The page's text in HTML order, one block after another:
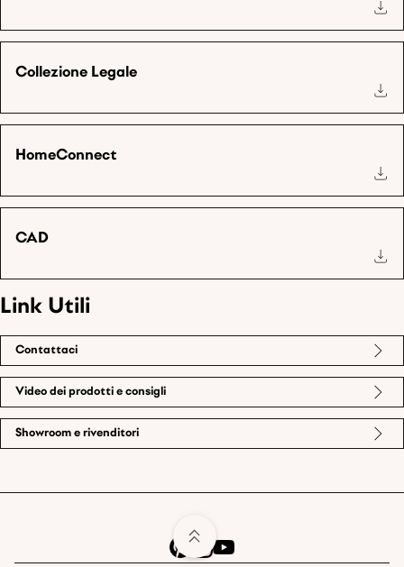
Collezione Legale
HomeConnect
CAD
Link Utili
Contattaci
Video dei prodotti e consigli
Showroom e rivenditori